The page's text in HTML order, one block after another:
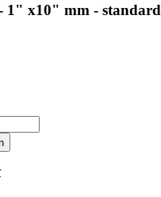
1" x10" mm - standard